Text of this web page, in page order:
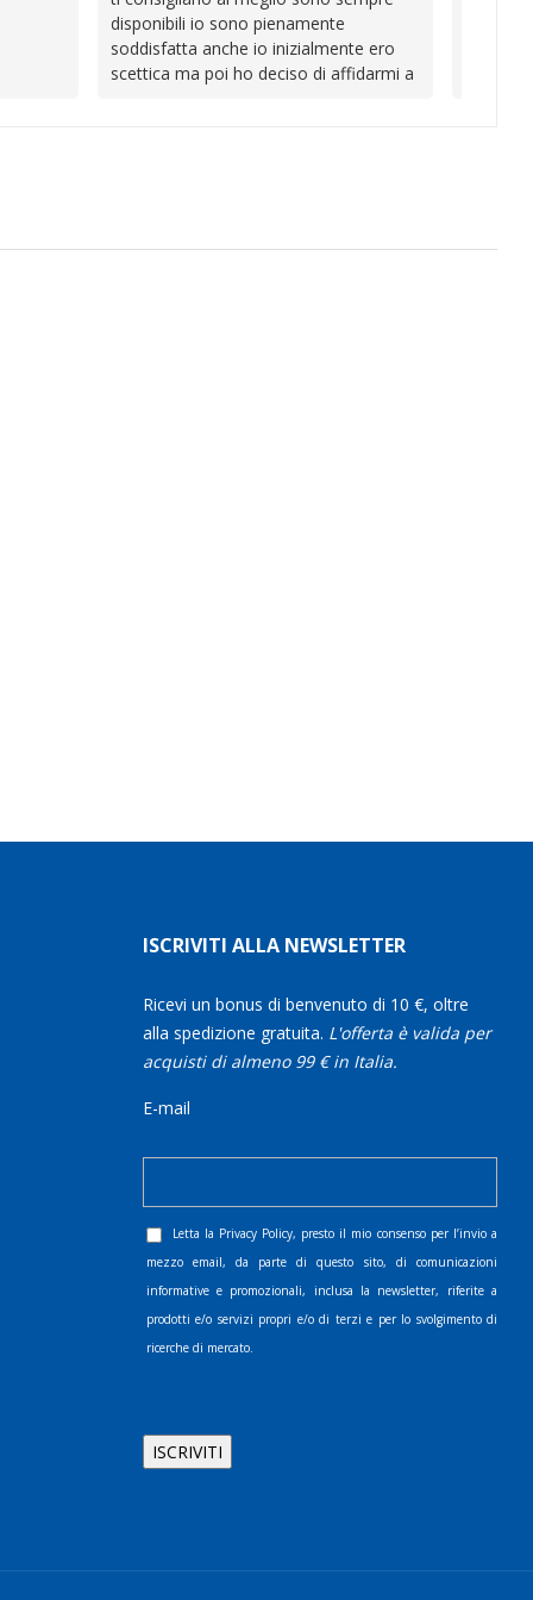
disponibili io sono pienamente
soddisfatta anche io inizialmente ero
scettica ma poi ho deciso di affidarmi a
ISCRIVITI ALLA NEWSLETTER
Ricevi un bonus di benvenuto di 10 €, oltre
alla spedizione gratuita. L'offerta è valida per
acquisti di almeno 99 € in Italia.
E-mail
Letta la Privacy Policy, presto il mio consenso per l’invio a
mezzo email, da parte di questo sito, di comunicazioni
informative e promozionali, inclusa la newsletter, riferite a
prodotti e/o servizi propri e/o di terzi e per lo svolgimento di
ricerche di mercato.